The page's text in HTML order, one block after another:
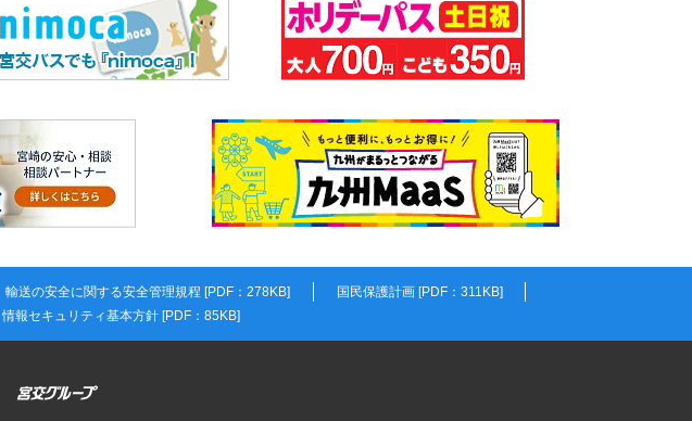
輸送の安全に関する安全管理規程 [PDF：278KB]
国民保護計画 [PDF：311KB]
情報セキュリティ基本方針 [PDF：85KB]